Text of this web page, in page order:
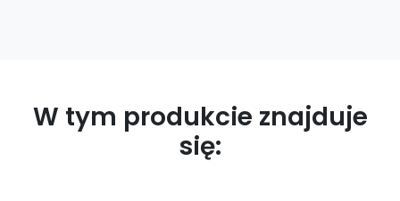
W tym produkcie znajduje
się: